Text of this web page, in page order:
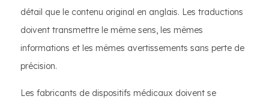
détail que le contenu original en anglais. Les traductions
doivent transmettre le même sens, les mêmes
informations et les mêmes avertissements sans perte de
précision.
Les fabricants de dispositifs médicaux doivent se